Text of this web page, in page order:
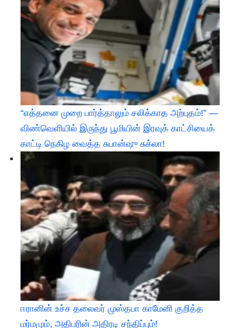
“எத்தனை முறை பார்த்தாலும் சலிக்காத அற்புதம்!” —
விண்வெளியில் இருந்து பூமியின் இரவுக் காட்சியைக்
காட்டி நெகிழ வைத்த சுபான்ஷு சுக்லா!
ஈரானின் உச்ச தலைவர் முஸ்தபா காமேனி குறித்த
மர்மமும், அதிபரின் அதிரடி சந்திப்பும்!